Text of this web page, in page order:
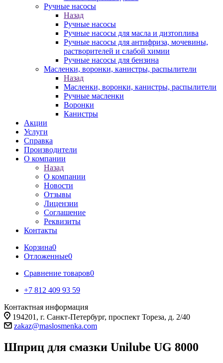
Ручные насосы
Назад
Ручные насосы
Ручные насосы для масла и дизтоплива
Ручные насосы для антифриза, мочевины,
растворителей и слабой химии
Ручные насосы для бензина
Масленки, воронки, канистры, распылители
Назад
Масленки, воронки, канистры, распылители
Ручные масленки
Воронки
Канистры
Акции
Услуги
Справка
Производители
О компании
Назад
О компании
Новости
Отзывы
Лицензии
Соглашение
Реквизиты
Контакты
Корзина0
Отложенные0
Сравнение товаров0
+7 812 409 93 59
Контактная информация
194201, г. Санкт-Петербург, проспект Тореза, д. 2/40
zakaz@maslosmenka.com
Шприц для смазки Unilube UG 8000